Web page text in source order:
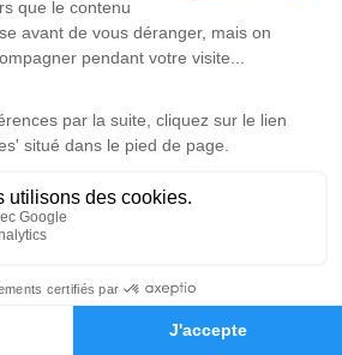
Hommages
d’arbre hommage est
Je rends hommage
Pignoux de Bourges